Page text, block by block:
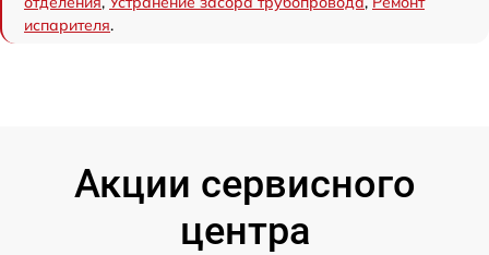
испарителя.
Акции сервисного
центра